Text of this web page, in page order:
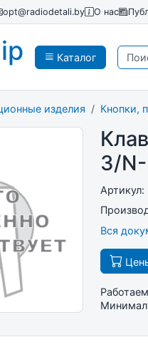
opt@radiodetali.by О нас
Каталог
изделия Кнопки,
3/
Артикул:
Вся